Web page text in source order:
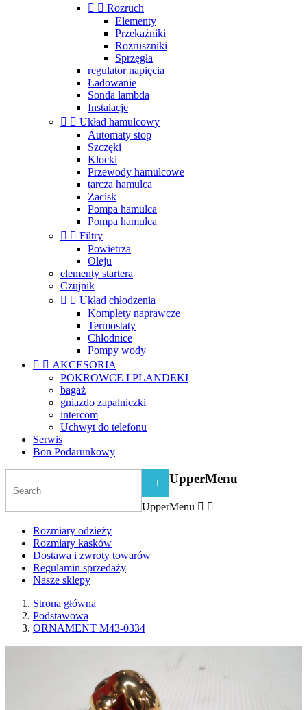
  Rozruch
Elementy
Przekaźniki
Rozruszniki
Sprzęgła
regulator napięcia
Ładowanie
Sonda lambda
Instalacje
  Układ hamulcowy
Automaty stop
Szczęki
Klocki
Przewody hamulcowe
tarcza hamulca
Zacisk
Pompa hamulca
Pompa hamulca
  Filtry
Powietrza
Oleju
elementy startera
Czujnik
  Układ chłodzenia
Komplety naprawcze
Termostaty
Chłodnice
Pompy wody
  AKCESORIA
POKROWCE I PLANDEKI
bagaż
gniazdo zapalniczki
intercom
Uchwyt do telefonu
Serwis
Bon Podarunkowy
 UpperMenu
UpperMenu  
Rozmiary odzieży
Rozmiary kasków
Dostawa i zwroty towarów
Regulamin sprzedaży
Nasze sklepy
Strona główna
Podstawowa
ORNAMENT M43-0334